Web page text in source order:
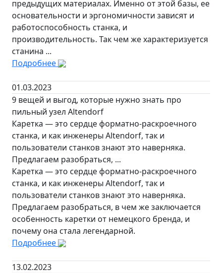
предыдущих материалах. Именно от этой базы, ее
основательности и эргономичности зависят и
работоспособность станка, и
производительность. Так чем же характеризуется
станина ...
Подробнее
01.03.2023
9 вещей и выгод, которые нужно знать про
пильный узел Altendorf
Каретка — это сердце форматно-раскроечного
станка, и как инженеры Altendorf, так и
пользователи станков знают это наверняка.
Предлагаем разобраться, ...
Каретка — это сердце форматно-раскроечного
станка, и как инженеры Altendorf, так и
пользователи станков знают это наверняка.
Предлагаем разобраться, в чем же заключается
особенность каретки от немецкого бренда, и
почему она стала легендарной.
Подробнее
13.02.2023